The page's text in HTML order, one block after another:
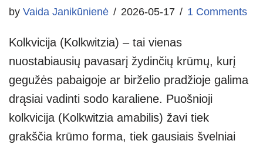
by Vaida Janikūnienė 2026-05-17 1 Comments
Kolkvicija (Kolkwitzia) – tai vienas
nuostabiausių pavasarį žydinčių krūmų, kurį
gegužės pabaigoje ar birželio pradžioje galima
drąsiai vadinti sodo karaliene. Puošnioji
kolkvicija (Kolkwitzia amabilis) žavi tiek
grakščia krūmo forma, tiek gausiais švelniai